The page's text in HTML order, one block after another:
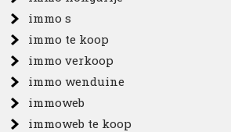
immo s
immo te koop
immo verkoop
immo wenduine
immoweb
immoweb te koop